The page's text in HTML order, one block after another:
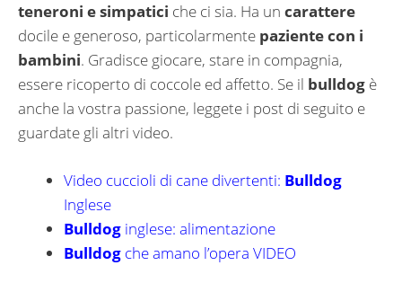
teneroni e simpatici che ci sia. Ha un carattere
docile e generoso, particolarmente paziente con i
bambini. Gradisce giocare, stare in compagnia,
essere ricoperto di coccole ed affetto. Se il bulldog è
anche la vostra passione, leggete i post di seguito e
guardate gli altri video.
Video cuccioli di cane divertenti: Bulldog
Inglese
Bulldog inglese: alimentazione
Bulldog che amano l’opera VIDEO